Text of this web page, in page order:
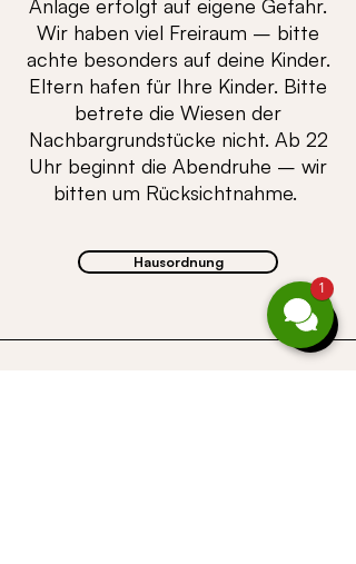
Anlage erfolgt auf eigene Gefahr.
Wir haben viel Freiraum – bitte
achte besonders auf deine Kinder.
Eltern hafen für Ihre Kinder. Bitte
betrete die Wiesen der
Nachbargrundstücke nicht. Ab 22
Uhr beginnt die Abendruhe – wir
bitten um Rücksichtnahme.
Hausordnung
1